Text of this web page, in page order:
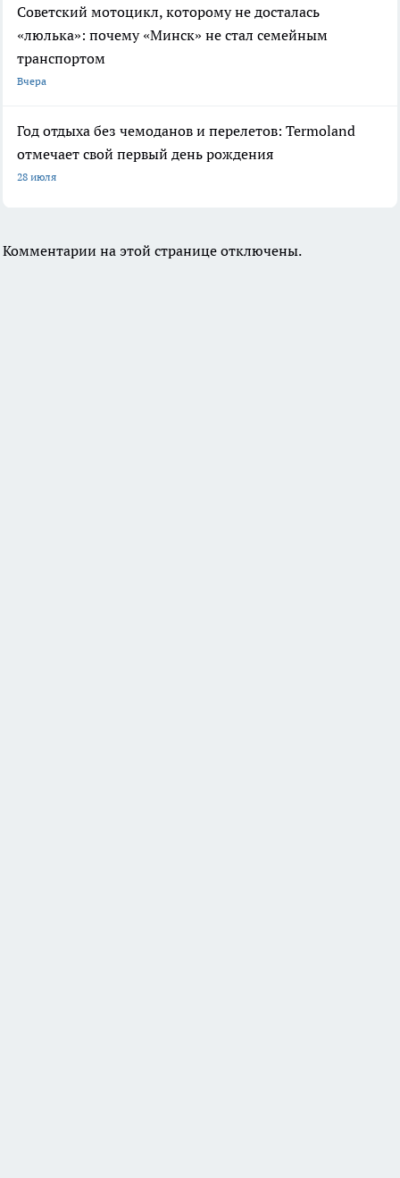
Советский мотоцикл, которому не досталась
«люлька»: почему «Минск» не стал семейным
транспортом
Вчера
Год отдыха без чемоданов и перелетов: Termoland
отмечает свой первый день рождения
28 июля
Комментарии на этой странице отключены.